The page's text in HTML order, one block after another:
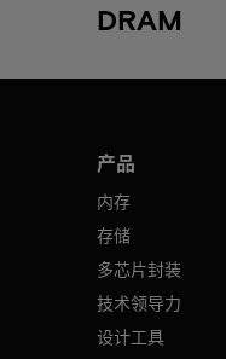
DRAM
产品
内存
存储
多芯片封装
技术领导力
设计工具